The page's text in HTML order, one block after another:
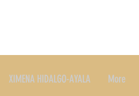
XIMENA HIDALGO-AYALA More